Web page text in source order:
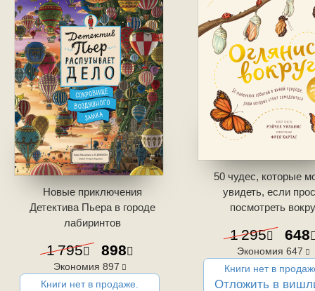
Новые приключения
Детектива Пьера в городе
лабиринтов
1 795 898
Экономия 897
Книги нет в продаже.
50 чудес, которые
увидеть, если
посмотреть
1 295 648
Экономия 647
Книги нет в
Отложить в